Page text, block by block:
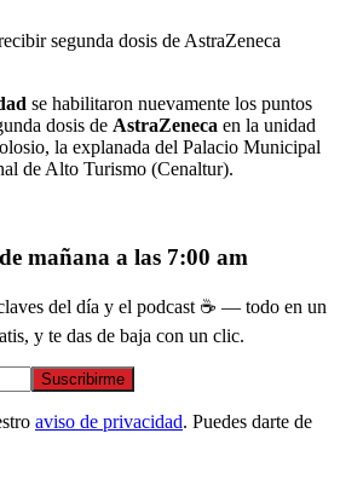
segunda dosis de AstraZeneca
se habilitaron nuevamente los puntos
dosis de AstraZeneca en la unidad
la explanada del Palacio Municipal
de Alto Turismo (Cenaltur).
mañana a las 7:00 am
del día y el podcast ☕ — todo en un
y te das de baja con un clic.
Suscribirme
aviso de privacidad. Puedes darte de